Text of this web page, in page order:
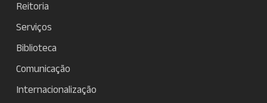
Reitoria
Serviços
Biblioteca
Comunicação
Internacionalização